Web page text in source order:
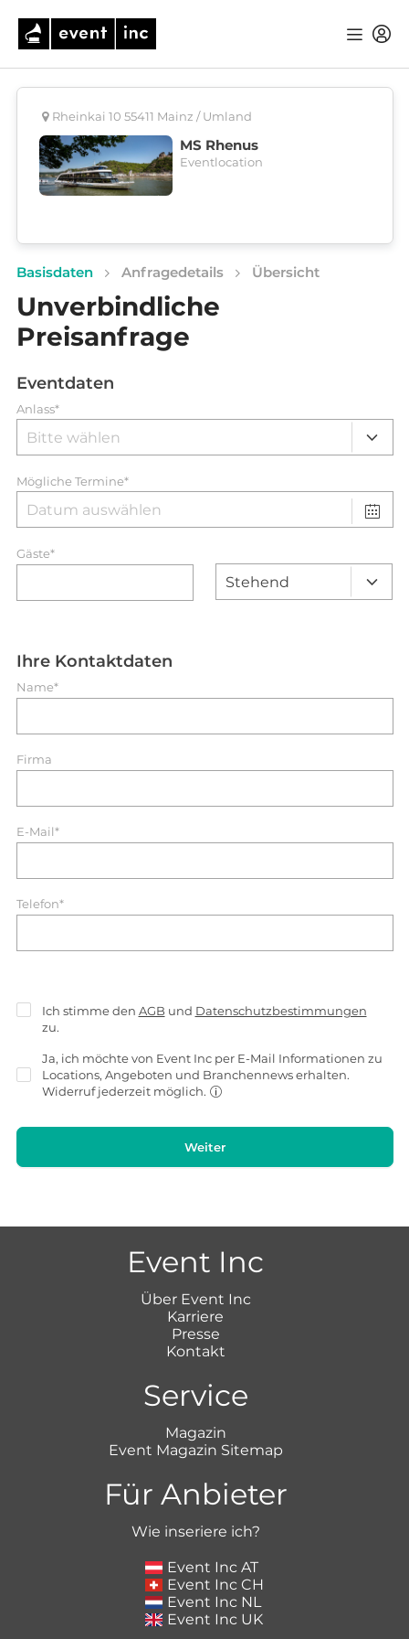
Rheinkai 10 55411 Mainz / Umland
MS Rhenus
Eventlocation
Basisdaten Anfragedetails Übersicht
Unverbindliche
Preisanfrage
Eventdaten
Anlass*
Mögliche Termine*
Gäste*
Ihre Kontaktdaten
Name*
Firma
E-Mail*
Telefon*
Ich stimme den AGB und Datenschutzbestimmungen
zu.
Ja, ich möchte von Event Inc per E-Mail Informationen zu
Locations, Angeboten und Branchennews erhalten.
Widerruf jederzeit möglich.
Weiter
Event Inc
Über Event Inc
Karriere
Presse
Kontakt
Service
Magazin
Event Magazin Sitemap
Für Anbieter
Wie inseriere ich?
Event Inc AT
Event Inc CH
Event Inc NL
Event Inc UK